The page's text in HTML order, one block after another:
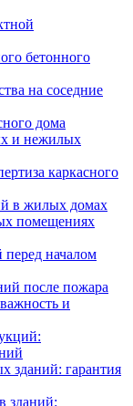
бетонного
на соседние
дома
и нежилых
каркасного
в жилых домах
помещениях
перед началом
после пожара
и
зданий: гарантия
зданий: